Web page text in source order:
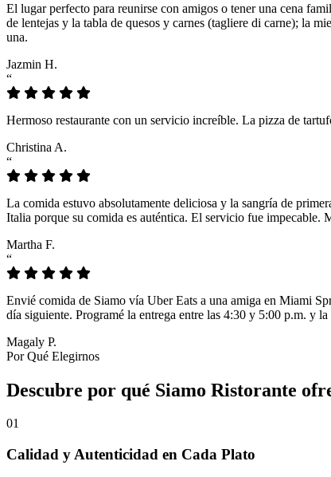
El lugar perfecto para reunirse con amigos o tener una cena
de lentejas y la tabla de quesos y carnes (tagliere di carne); la
una.
Jazmin H.
“
Hermoso restaurante con un servicio increíble. La pizza de
Christina A.
“
La comida estuvo absolutamente deliciosa y la sangría de
Italia porque su comida es auténtica. El servicio fue impecable.
Martha F.
“
Envié comida de Siamo vía Uber Eats a una amiga en Miami
día siguiente. Programé la entrega entre las 4:30 y 5:00 p.m. y
Magaly P.
Por Qué Elegirnos
Descubre por qué Siamo Ristorante
01
Calidad y Autenticidad en Cada Plato